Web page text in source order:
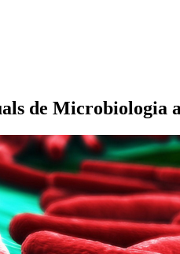
de Microbiologia